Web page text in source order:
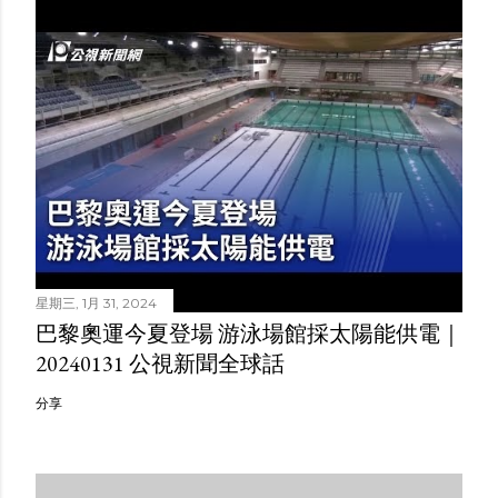
星期三, 1月 31, 2024
巴黎奧運今夏登場 游泳場館採太陽能供電｜
20240131 公視新聞全球話
分享